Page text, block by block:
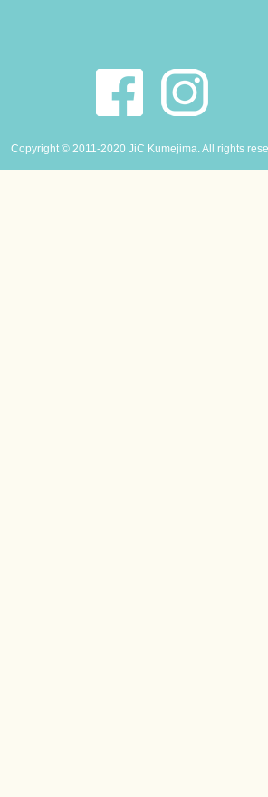
Copyright © 2011-2020 JiC Kumejima. All rights